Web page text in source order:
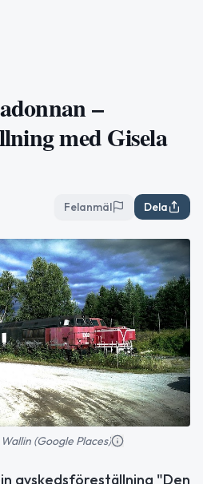
–
med Gisela
Felanmäl Dela
(Google Places)
avskedsföreställning "Den